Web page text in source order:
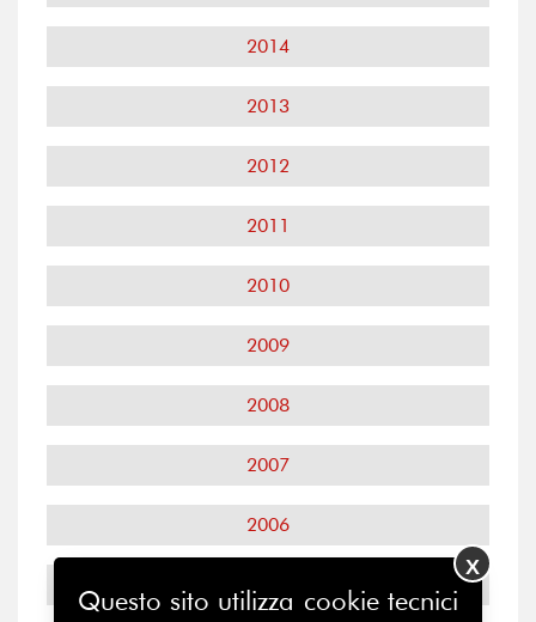
2014
2013
2012
2011
2010
2009
2008
2007
2006
2005
Questo sito utilizza cookie tecnici
X